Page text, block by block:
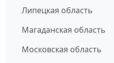
Липецкая область
Магаданская область
Московская область